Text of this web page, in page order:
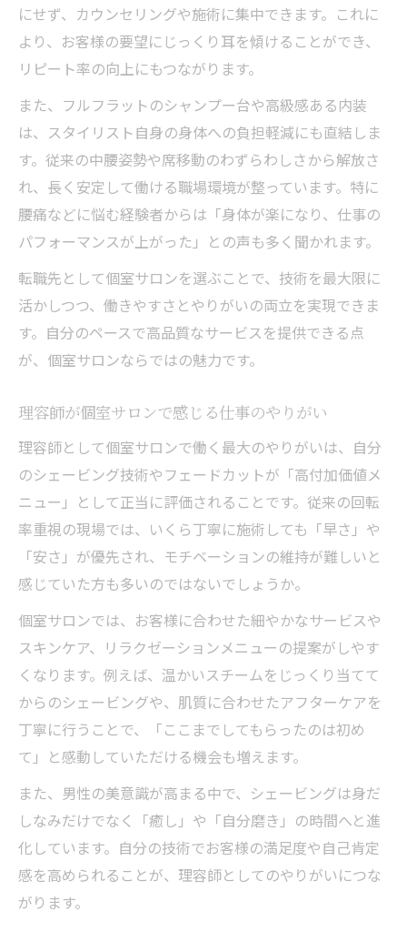
スタイリスト募集で評価される技術力の示
し方
理容師転職で得る正当な報酬と評価の実感
求人選びで大切な高単価サロンの見極め方
美容師として誇りを持てる評価基準を知る
長野市で理容師の新しい働き方を！「大人の男
を磨く」次世代のハイブリッドサロンへ
美容師求人で始めるハイブリッドサロンの
スタイリスト転職が導く新しい働き方の魅
力
理容師募集で目指す大人の男を磨く職場環
転職で実現するメンズサロンの最前線とは
求人で出会う次世代型理容師のキャリア像
にせず、カウンセリングや施術に集中できます。これに
より、お客様の要望にじっくり耳を傾けることができ、
リピート率の向上にもつながります。
また、フルフラットのシャンプー台や高級感ある内装
は、スタイリスト自身の身体への負担軽減にも直結しま
す。従来の中腰姿勢や席移動のわずらわしさから解放さ
れ、長く安定して働ける職場環境が整っています。特に
腰痛などに悩む経験者からは「身体が楽になり、仕事の
パフォーマンスが上がった」との声も多く聞かれます。
転職先として個室サロンを選ぶことで、技術を最大限に
活かしつつ、働きやすさとやりがいの両立を実現できま
す。自分のペースで高品質なサービスを提供できる点
が、個室サロンならではの魅力です。
理容師が個室サロンで感じる仕事のやりがい
理容師として個室サロンで働く最大のやりがいは、自分
のシェービング技術やフェードカットが「高付加価値メ
ニュー」として正当に評価されることです。従来の回転
率重視の現場では、いくら丁寧に施術しても「早さ」や
「安さ」が優先され、モチベーションの維持が難しいと
感じていた方も多いのではないでしょうか。
個室サロンでは、お客様に合わせた細やかなサービスや
スキンケア、リラクゼーションメニューの提案がしやす
くなります。例えば、温かいスチームをじっくり当てて
からのシェービングや、肌質に合わせたアフターケアを
丁寧に行うことで、「ここまでしてもらったのは初め
て」と感動していただける機会も増えます。
また、男性の美意識が高まる中で、シェービングは身だ
しなみだけでなく「癒し」や「自分磨き」の時間へと進
化しています。自分の技術でお客様の満足度や自己肯定
感を高められることが、理容師としてのやりがいにつな
がります。